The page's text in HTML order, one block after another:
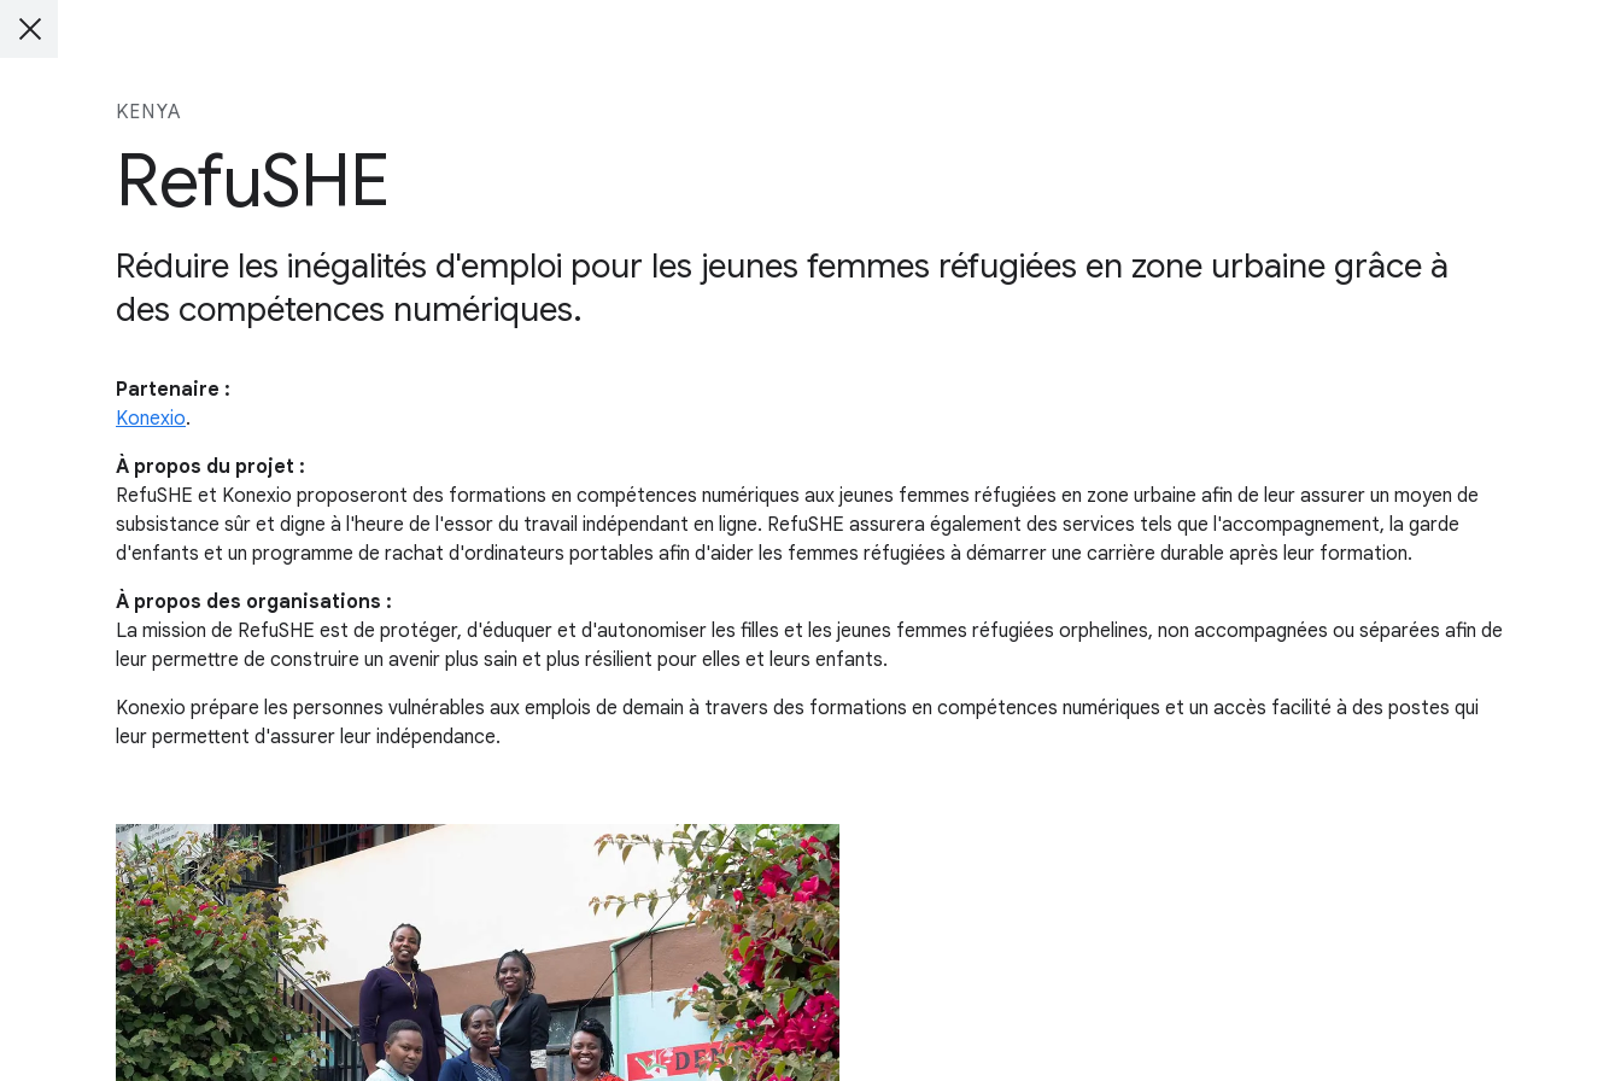
KENYA
RefuSHE
Réduire les inégalités d'emploi pour les jeunes femmes réfugiées en zone urbaine grâce à
des compétences numériques.
Partenaire :
Konexio.
À propos du projet :
RefuSHE et Konexio proposeront des formations en compétences numériques aux jeunes femmes réfugiées en zone urbaine afin de leur assurer un moyen de
subsistance sûr et digne à l'heure de l'essor du travail indépendant en ligne. RefuSHE assurera également des services tels que l'accompagnement, la garde
d'enfants et un programme de rachat d'ordinateurs portables afin d'aider les femmes réfugiées à démarrer une carrière durable après leur formation.
À propos des organisations :
La mission de RefuSHE est de protéger, d'éduquer et d'autonomiser les filles et les jeunes femmes réfugiées orphelines, non accompagnées ou séparées afin de
leur permettre de construire un avenir plus sain et plus résilient pour elles et leurs enfants.
Konexio prépare les personnes vulnérables aux emplois de demain à travers des formations en compétences numériques et un accès facilité à des postes qui
leur permettent d'assurer leur indépendance.